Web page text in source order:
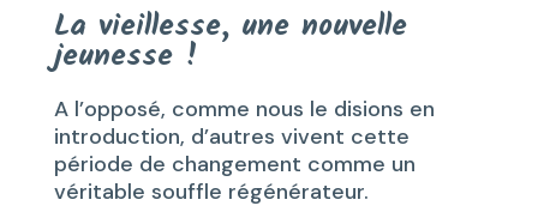
La vieillesse, une nouvelle
jeunesse !
A l’opposé, comme nous le disions en
introduction, d’autres vivent cette
période de changement comme un
véritable souffle régénérateur.